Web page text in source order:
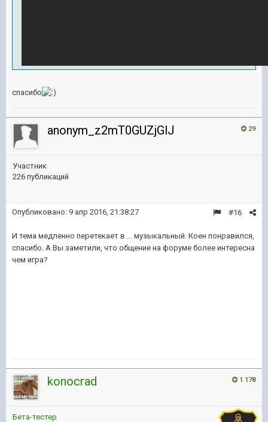
спасибо
29
anonym_z2mT0GUZjGlJ
Участник
226 публикаций
#16
Опубликовано: 9 апр 2016, 21:38:27
И тема медленно перетекает в ... музыкальный. Коен понравился,
спасибо. А Вы заметили, что общение на форуме более интересна
чем игра?
1 178
konocrad
Бета-тестер